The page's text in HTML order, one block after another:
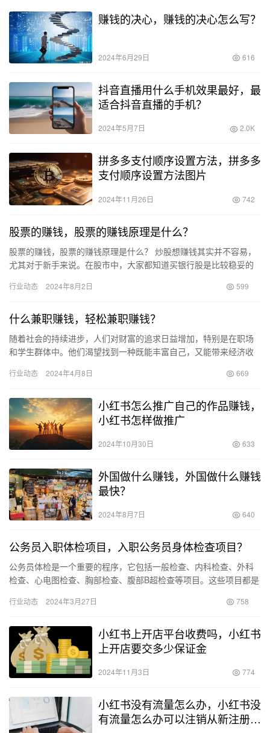
赚钱的决心，赚钱的决心怎么写？
2024年6月29日 616
抖音直播用什么手机效果最好，最
适合抖音直播的手机？
2024年5月7日 2.0K
拼多多支付顺序设置方法，拼多多
支付顺序设置方法图片
2024年11月26日 742
股票的赚钱，股票的赚钱原理是什么？
股票的赚钱，股票的赚钱原理是什么？ 炒股想赚钱其实并不容易，
尤其对于新手来说。在股市中，大家都知道买银行股是比较稳妥的
份制…
行业动态 2024年8月2日 599
什么兼职赚钱，轻松兼职赚钱？
随着社会的持续进步，人们对财富的追求日益增加，特别是在职场
和学生群体中。他们渴望找到一种既能丰富自己，又能带来经济收
富、实…
行业动态 2024年4月8日 669
小红书怎么推广自己的作品赚钱，
小红书怎样做推广
2024年10月30日 633
外国做什么赚钱，外国做什么赚钱
最快？
2024年8月7日 640
公务员入职体检项目，入职公务员身体检查项目？
公务员体检是一个重要的程序，它包括一般检查、内科检查、外科
检查、心电图检查、胸部检查、腹部B超检查等项目。这些项目都是
常…
行业动态 2024年3月27日 758
小红书上开店平台收费吗，小红书
上开店要交多少保证金
2024年11月3日 774
小红书没有流量怎么办，小红书没
有流量怎么办可以注销从新注册